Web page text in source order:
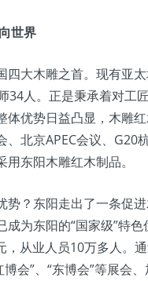
世界
四大木雕之首。现有亚
34人。正是秉承着对工
体优势日益凸显，木雕
北京APEC会议、G20
东阳木雕红木制品。
势？东阳走出了一条促
为东阳的“国家级”特
从业人员10万多人。
会”、“东博会”等展会